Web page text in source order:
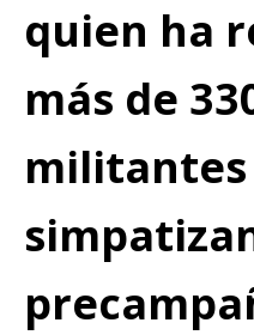
quien ha
más de
militantes